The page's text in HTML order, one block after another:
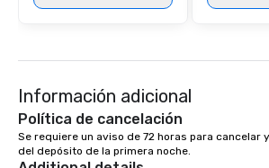
Información adicional
Política de cancelación
Se requiere un aviso de 72 horas para cancelar
del depósito de la primera noche.